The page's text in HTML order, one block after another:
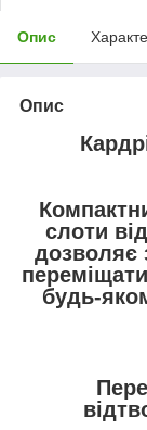
Опис
Опис
слоти
дозволяє
будь-